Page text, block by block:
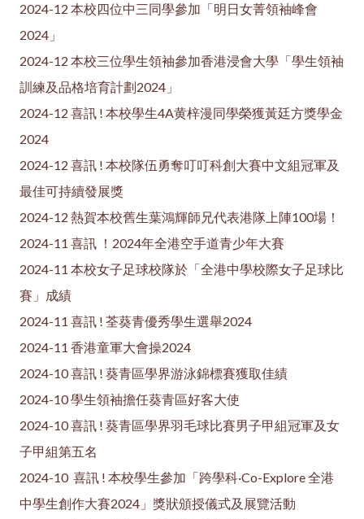
2024-12 本校四位中三同學參加「明日女菁領袖峰會
2024」
2024-12 本校三位學生領袖參加香港浸會大學「學生領袖
訓練及品格培育計劃2024」
2024-12 喜訊 ! 本校學生4A黄梓漫同學榮獲黃廷方獎學金
2024
2024-12 喜訊 ! 本校隊伍勇奪叮叮科創大賽中文組冠軍及
最佳可持續發展獎
2024-12 熱賀本校舊生葉鴻輝師兄代表港隊上陣100場！
2024-11 喜訊 ！2024年全港空手道青少年大賽
2024-11 本校女子足球校隊於「全港中學校際女子足球比
賽」成績
2024-11 喜訊 ! 荃葵青優秀學生選舉2024
2024-11 香港童軍大會操2024
2024-10 喜訊 ! 葵青區學界游泳錦標賽獲取佳績
2024-10 學生領袖擔任葵青區好客大使
2024-10 喜訊 ! 葵青區學界羽毛球比賽男子甲組冠軍及女
子甲組第五名
2024-10 喜訊 ! 本校學生參加「跨學科·Co-Explore 全港
中學生創作大賽2024」獎狀頒授儀式及展覽活動